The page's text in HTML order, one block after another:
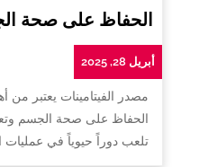
الحفاظ على صحة
أبريل 28, 2025
مصدر الفيتامينات يعتبر من
الحفاظ على صحة الجسم
تلعب دوراً حيوياً في عمليات